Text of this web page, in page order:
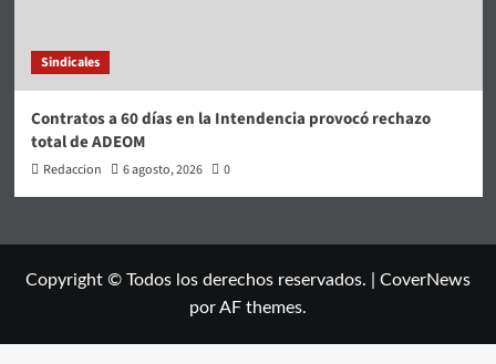
Sindicales
Contratos a 60 días en la Intendencia provocó rechazo
total de ADEOM
Redaccion 6 agosto, 2026 0
Copyright © Todos los derechos reservados.
CoverNews
por AF themes.